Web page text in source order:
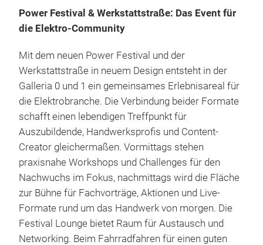
Power Festival & Werkstattstraße: Das Event für
die Elektro-Community
Mit dem neuen Power Festival und der
Werkstattstraße in neuem Design entsteht in der
Galleria 0 und 1 ein gemeinsames Erlebnisareal für
die Elektrobranche. Die Verbindung beider Formate
schafft einen lebendigen Treffpunkt für
Auszubildende, Handwerksprofis und Content-
Creator gleichermaßen. Vormittags stehen
praxisnahe Workshops und Challenges für den
Nachwuchs im Fokus, nachmittags wird die Fläche
zur Bühne für Fachvorträge, Aktionen und Live-
Formate rund um das Handwerk von morgen. Die
Festival Lounge bietet Raum für Austausch und
Networking. Beim Fahrradfahren für einen guten